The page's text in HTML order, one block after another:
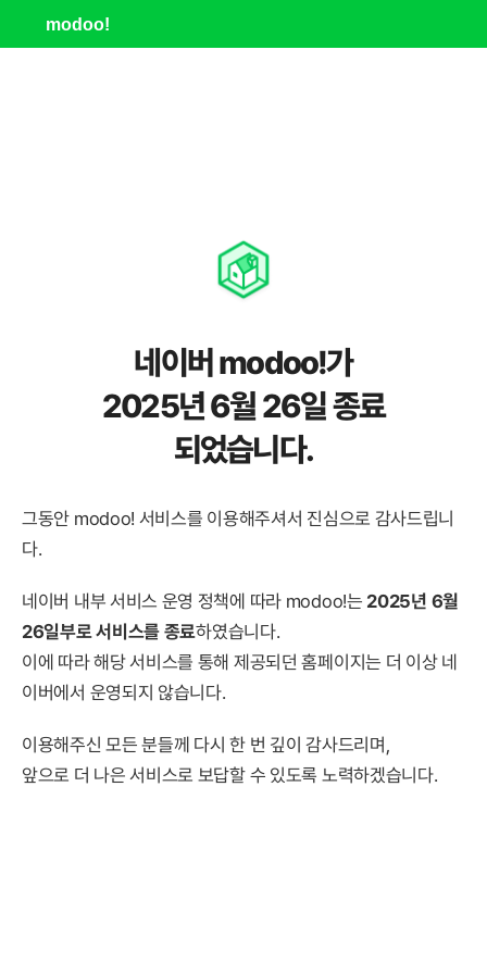
modoo!
네이버 modoo!가
2025년 6월 26일 종료
되었습니다.
그동안 modoo! 서비스를 이용해주셔서 진심으로 감사드립니
다.
네이버 내부 서비스 운영 정책에 따라 modoo!는 2025년 6월
26일부로 서비스를 종료하였습니다.
이에 따라 해당 서비스를 통해 제공되던 홈페이지는 더 이상 네
이버에서 운영되지 않습니다.
이용해주신 모든 분들께 다시 한 번 깊이 감사드리며,
앞으로 더 나은 서비스로 보답할 수 있도록 노력하겠습니다.